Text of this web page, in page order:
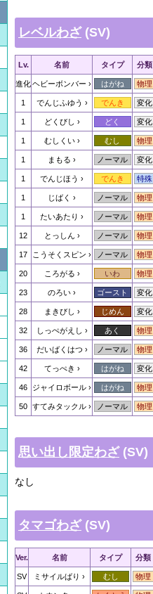
レベルわざ(SV)
Lv. 名前 タイプ 分類
進化ヘビーボンバー はがね 物理
1 でんじふゆう でんき 変化
1 どくびし どく 変化
1 むしくい むし 物理
1 まもる ノーマル 変化
1 でんじほう でんき 特殊
1 じばく ノーマル 物理
1 たいあたり ノーマル 物理
12 とっしん ノーマル 物理
17 こうそくスピン ノーマル 物理
20 ころがる いわ 物理
23 のろい ゴースト 変化
28 まきびし じめん 変化
32 しっぺがえし あく 物理
36 だいばくはつ ノーマル 物理
42 てっぺき はがね 変化
46 ジャイロボール はがね 物理
50 すてみタックル ノーマル 物理
思い出し限定わざ(SV)
なし
タマゴわざ(SV)
Ver. 名前 タイプ 分類
SV ミサイルばり むし 物理